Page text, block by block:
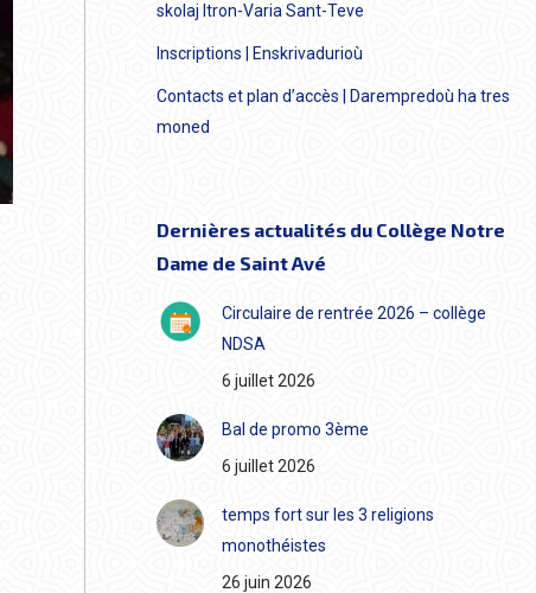
skolaj Itron-Varia Sant-Teve
Inscriptions | Enskrivadurioù
Contacts et plan d’accès | Darempredoù ha tres
moned
Dernières actualités du Collège Notre
Dame de Saint Avé
Circulaire de rentrée 2026 – collège
NDSA
6 juillet 2026
Bal de promo 3ème
6 juillet 2026
temps fort sur les 3 religions
monothéistes
26 juin 2026